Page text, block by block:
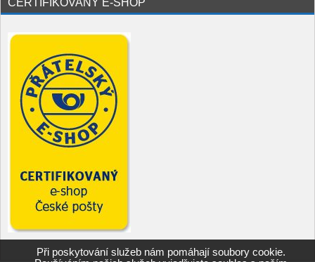
Při poskytování služeb nám pomáhají soubory cookie.